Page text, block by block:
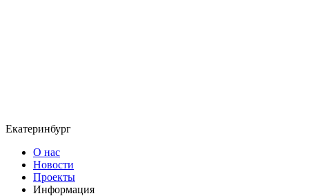
Екатеринбург
О нас
Новости
Проекты
Информация